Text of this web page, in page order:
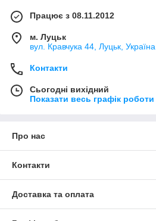
Працює з 08.11.2012
м. Луцьк
вул. Кравчука 44, Луцьк, Україна
Контакти
Сьогодні вихідний
Показати весь графік роботи
Про нас
Контакти
Доставка та оплата